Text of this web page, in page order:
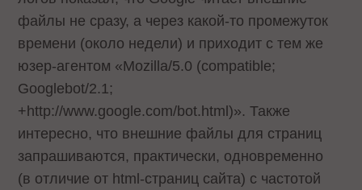
файлы не сразу, а через какой-то промежуток
времени (около недели) и приходит с тем же
юзер-агентом «Mozilla/5.0 (compatible;
Googlebot/2.1;
+http://www.google.com/bot.html)». Также
интересно, что внешние файлы для страниц
запрашиваются, практически, одновременно
(в отличие от html-страниц сайта) с частотой